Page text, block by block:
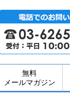
無料
メールマガジン